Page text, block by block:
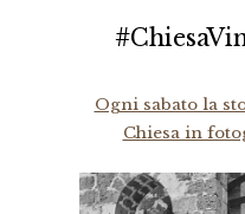
Ogni sabato la
Chiesa in